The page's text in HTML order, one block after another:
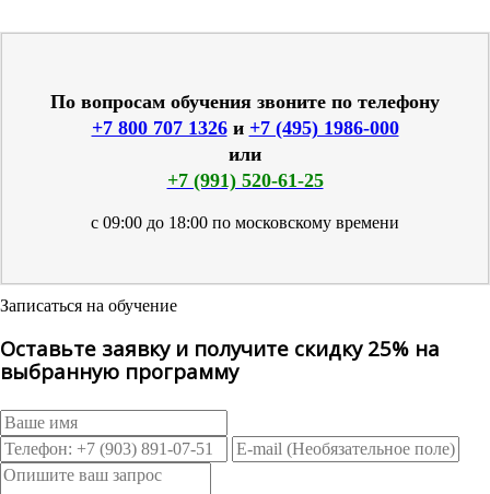
По вопросам обучения звоните по телефону
+7 800 707 1326и +7 (495) 1986-000
или
+7 (991) 520-61-25
с 09:00 до 18:00 по московскому времени
Записаться на обучение
Оставьте заявку и получите скидку 25% на
выбранную программу